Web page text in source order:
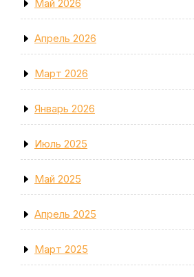
Май 2026
Апрель 2026
Март 2026
Январь 2026
Июль 2025
Май 2025
Апрель 2025
Март 2025